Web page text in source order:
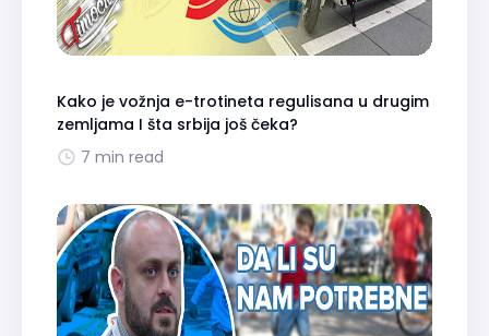
Kako je vožnja e-trotineta regulisana u drugim
zemljama I šta srbija još čeka?
7 min read